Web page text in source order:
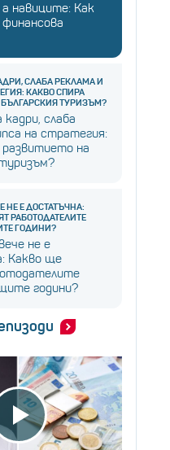
навиците: Как
СЛАБА РЕКЛАМА И
КАКВО СПИРА
ТУРИЗЪМ?
слаба
на стратегия:
развитието на
НЕ Е ДОСТАТЪЧНА:
РАБОТОДАТЕЛИТЕ
ГОДИНИ?
не е
Какво ще
години?